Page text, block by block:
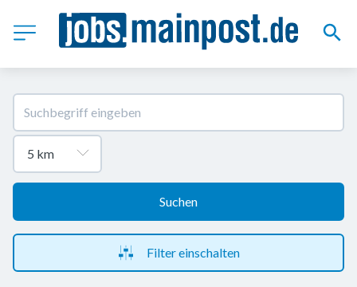
Suchen
Filter einschalten